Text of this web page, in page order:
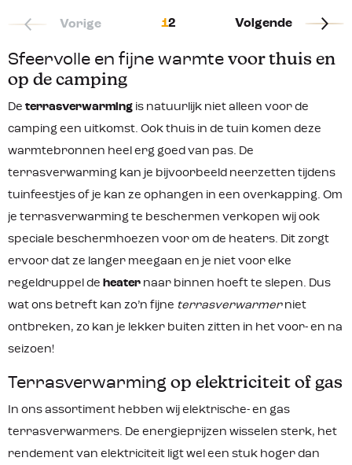
Vorige 12 Volgende
Sfeervolle en fijne warmte voor thuis en
op de camping
De terrasverwarming is natuurlijk niet alleen voor de
camping een uitkomst. Ook thuis in de tuin komen deze
warmtebronnen heel erg goed van pas. De
terrasverwarming kan je bijvoorbeeld neerzetten tijdens
tuinfeestjes of je kan ze ophangen in een overkapping. Om
je terrasverwarming te beschermen verkopen wij ook
speciale beschermhoezen voor om de heaters. Dit zorgt
ervoor dat ze langer meegaan en je niet voor elke
regeldruppel de heater naar binnen hoeft te slepen. Dus
wat ons betreft kan zo’n fijne terrasverwarmerniet
ontbreken, zo kan je lekker buiten zitten in het voor- en na
seizoen!
Terrasverwarming op elektriciteit of gas
In ons assortiment hebben wij elektrische- en gas
terrasverwarmers. De energieprijzen wisselen sterk, het
rendement van elektriciteit ligt wel een stuk hoger dan